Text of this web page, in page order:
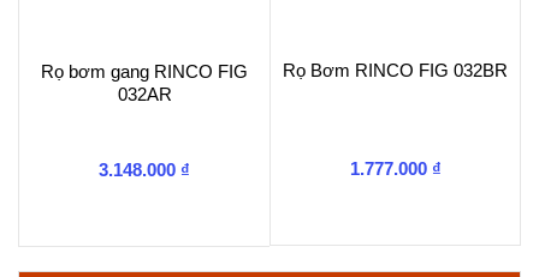
Rọ bơm gang RINCO FIG
032AR
3.148.000 ₫
Rọ Bơm RINCO FIG 032BR
1.777.000 ₫